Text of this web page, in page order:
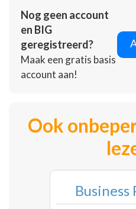
Nog geen account
en BIG
geregistreerd?
Maak een gratis basis
account aan!
Ook
Business